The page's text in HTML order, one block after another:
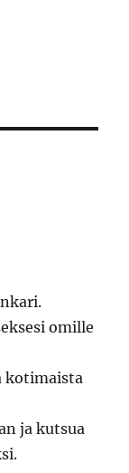
omille
kotimaista
ja kutsua